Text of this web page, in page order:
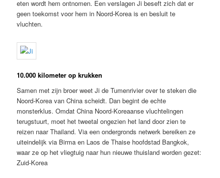
eten wordt hem ontnomen. Een verslagen Ji beseft zich dat er
geen toekomst voor hem in Noord-Korea is en besluit te
vluchten.
10.000 kilometer op krukken
Samen met zijn broer weet Ji de Tumenrivier over te steken die
Noord-Korea van China scheidt. Dan begint de echte
monsterklus. Omdat China Noord-Koreaanse vluchtelingen
terugstuurt, moet het tweetal ongezien het land door zien te
reizen naar Thailand. Via een ondergronds netwerk bereiken ze
uiteindelijk via Birma en Laos de Thaise hoofdstad Bangkok,
waar ze op het vliegtuig naar hun nieuwe thuisland worden gezet:
Zuid-Korea